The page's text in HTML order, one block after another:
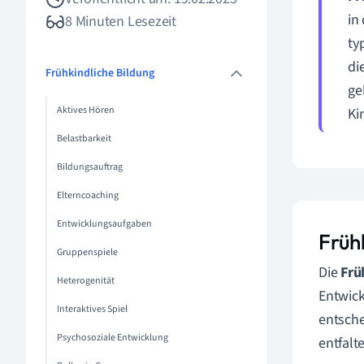
8 Minuten Lesezeit
Frühkindliche Bildung
Aktives Hören
Belastbarkeit
Bildungsauftrag
Elterncoaching
Entwicklungsaufgaben
Gruppenspiele
Heterogenität
Interaktives Spiel
Psychosoziale Entwicklung
in
Die